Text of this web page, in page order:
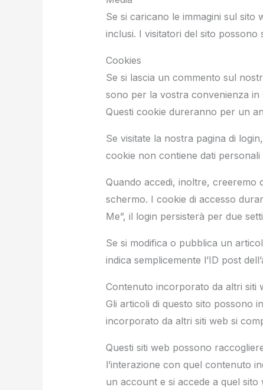
Se si caricano le immagini sul sito
inclusi. I visitatori del sito possono
Cookies
Se si lascia un commento sul
sono per la vostra convenienza
Questi cookie dureranno per un
Se visitate la nostra pagina di
cookie non contiene dati
Quando accedi, inoltre, creeremo
schermo. I cookie di accesso
Me”, il login persisterà per due
Se si modifica o pubblica un
indica semplicemente l’ID post
Contenuto incorporato da altri siti
Gli articoli di questo sito possono
incorporato da altri siti web si
Questi siti web possono
l’interazione con quel contenuto
un account e si accede a quel sito